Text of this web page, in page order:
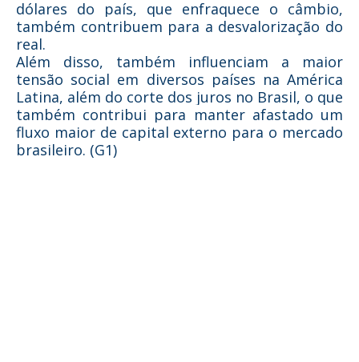
dólares do país, que enfraquece o câmbio,
também contribuem para a desvalorização do
real.
Além disso, também influenciam a maior
tensão social em diversos países na América
Latina, além do corte dos juros no Brasil, o que
também contribui para manter afastado um
fluxo maior de capital externo para o mercado
brasileiro. (G1)